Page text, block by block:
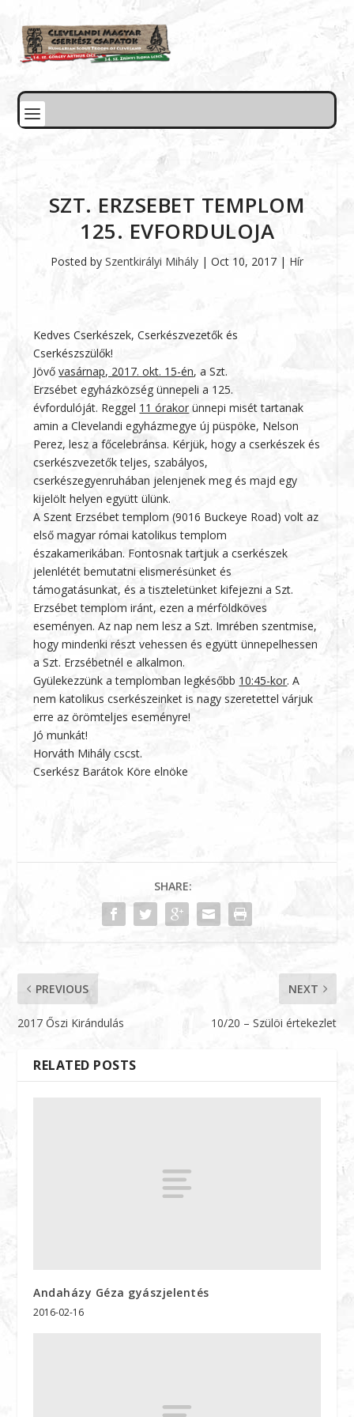
SZT. ERZSEBET TEMPLOM
125. EVFORDULOJA
Posted by Szentkirályi Mihály | Oct 10, 2017 | Hír
Kedves Cserkészek, Cserkészvezetők és
Cserkészszülők!
Jövővasárnap, 2017. okt. 15-én, aSzt.
Erzsébet egyházközség ünnepeli a 125.
évfordulóját. Reggel 11 órakor ünnepi misét tartanak
amin a Clevelandi egyházmegye új püspöke, Nelson
Perez, lesz a főcelebránsa. Kérjük, hogy a cserkészek és
cserkészvezetők teljes, szabályos,
cserkészegyenruhában jelenjenek meg és majd egy
kijelölt helyen együtt ülünk.
A Szent Erzsébet templom (9016 Buckeye Road) volt az
első magyar római katolikus templom
északamerikában. Fontosnak tartjuk a cserkészek
jelenlétét bemutatni elismerésünket és
támogatásunkat, és a tiszteletünket kifejezni a Szt.
Erzsébet templom iránt, ezen a mérföldköves
eseményen. Az nap nem lesz a Szt. Imrében szentmise,
hogy mindenki részt vehessen és együtt ünnepelhessen
a Szt. Erzsébetnél e alkalmon.
Gyülekezzünk a templomban legkésőbb 10:45-kor. A
nem katolikus cserkészeinket is nagy szeretettel várjuk
erre az örömteljes eseményre!
Jó munkát!
Horváth Mihály cscst.
Cserkész Barátok Köre elnöke
SHARE:
PREVIOUS
2017 Őszi Kirándulás
NEXT
10/20 – Szülöi értekezlet
RELATED POSTS
Andaházy Géza gyászjelentés
2016-02-16